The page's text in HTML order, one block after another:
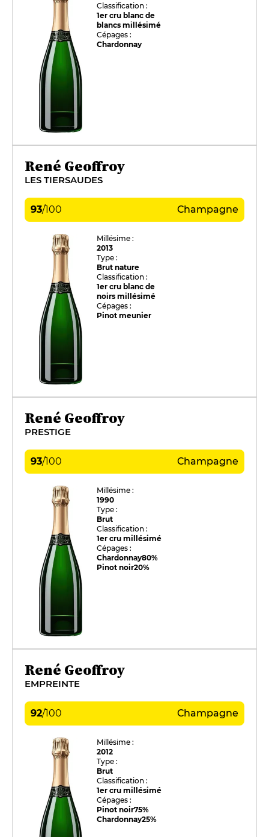
Classification :
1er cru blanc de
blancs millésimé
Cépages :
Chardonnay
René Geoffroy
LES TIERSAUDES
93/100 Champagne
Millésime :
2013
Type :
Brut nature
Classification :
1er cru blanc de
noirs millésimé
Cépages :
Pinot meunier
René Geoffroy
PRESTIGE
93/100 Champagne
Millésime :
1990
Type :
Brut
Classification :
1er cru millésimé
Cépages :
Chardonnay80%
Pinot noir20%
René Geoffroy
EMPREINTE
92/100 Champagne
Millésime :
2012
Type :
Brut
Classification :
1er cru millésimé
Cépages :
Pinot noir75%
Chardonnay25%